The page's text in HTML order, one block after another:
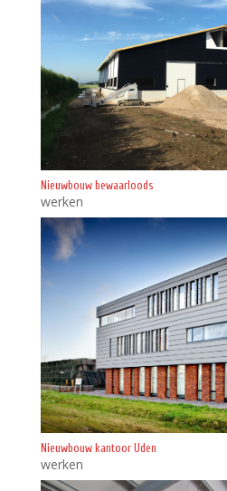
Nieuwbouw bewaarloods
werken
Nieuwbouw kantoor Uden
werken